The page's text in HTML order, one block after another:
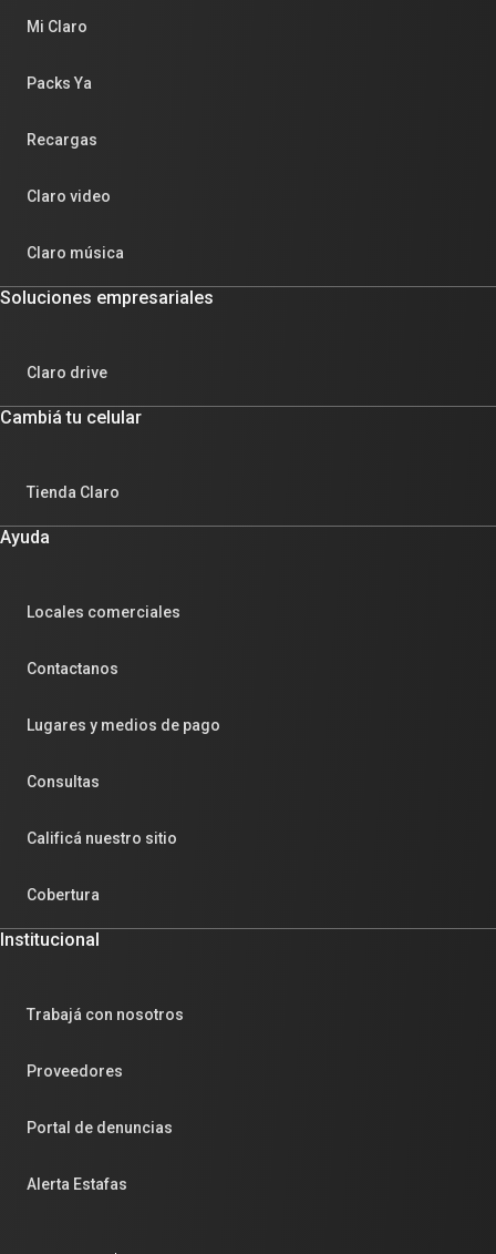
Mi Claro
Packs Ya
Recargas
Claro video
Claro música
Soluciones empresariales
Claro drive
Cambiá tu celular
Tienda Claro
Ayuda
Locales comerciales
Contactanos
Lugares y medios de pago
Consultas
Calificá nuestro sitio
Cobertura
Institucional
Trabajá con nosotros
Proveedores
Portal de denuncias
Alerta Estafas